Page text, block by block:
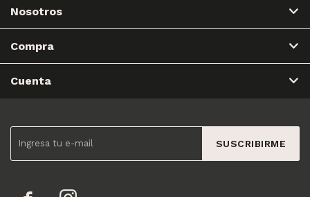
SUSCRIBIRME
Nosotros
Compra
Cuenta